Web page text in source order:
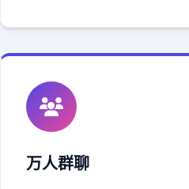
万人群聊